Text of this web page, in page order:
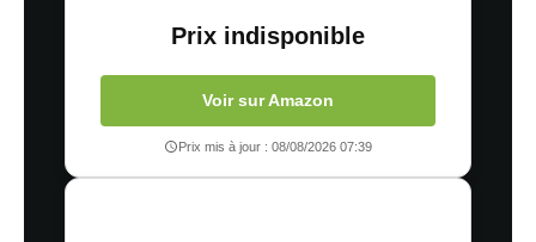
Prix indisponible
Voir sur Amazon
Prix mis à jour : 08/08/2026 07:39